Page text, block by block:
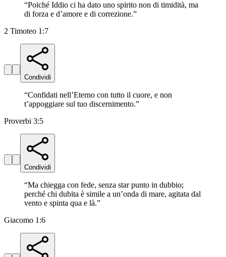
“Poiché Iddio ci ha dato uno spirito non di timidità, ma
di forza e d’amore e di correzione.”
2 Timoteo 1:7
Condividi
“Confidati nell’Eterno con tutto il cuore, e non
t’appoggiare sul tuo discernimento.”
Proverbi 3:5
Condividi
“Ma chiegga con fede, senza star punto in dubbio;
perché chi dubita è simile a un’onda di mare, agitata dal
vento e spinta qua e là.”
Giacomo 1:6